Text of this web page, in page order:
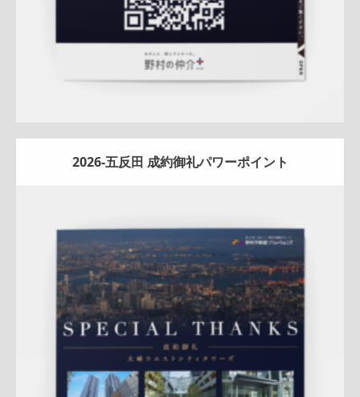
2026-五反田 成約御礼パワーポイント
Update: 2026.01.08
マンション エリア広告人気商品実績訴求新作クール